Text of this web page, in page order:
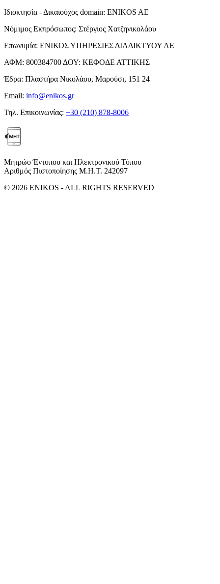
Ιδιοκτησία - Δικαιούχος domain: ENIKOS AE
Νόμιμος Εκπρόσωπος: Στέργιος Χατζηνικολάου
Επωνυμία: ΕΝΙΚΟΣ ΥΠΗΡΕΣΙΕΣ ΔΙΑΔΙΚΤΥΟΥ ΑΕ
ΑΦΜ: 800384700 ΔΟΥ: ΚΕΦΟΔΕ ΑΤΤΙΚΗΣ
Έδρα: Πλαστήρα Νικολάου, Μαρούσι, 151 24
Email: info@enikos.gr
Τηλ. Επικοινωνίας: +30 (210) 878-8006
Μητρώο Έντυπου και Ηλεκτρονικού Τύπου
Αριθμός Πιστοποίησης Μ.Η.Τ. 242097
© 2026 ENIKOS - ALL RIGHTS RESERVED